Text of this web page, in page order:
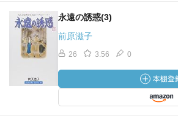
永遠の誘惑(3)
前原滋子
26 3.56 0